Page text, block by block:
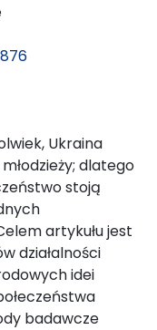
Ukraina
dlatego
stoją
artykułu jest
działalności
idei
badawcze